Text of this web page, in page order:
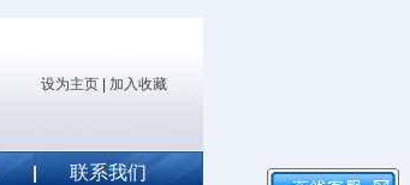
设为主页 加入收藏
联系我们